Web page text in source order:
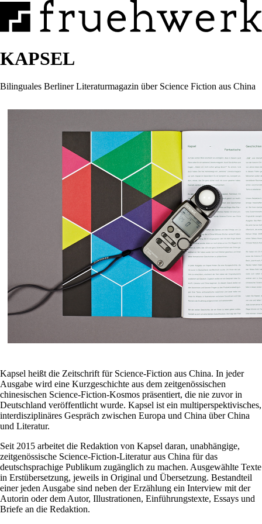
KAPSEL
Bilinguales Berliner Literaturmagazin über Science Fiction aus China
Kapsel heißt die Zeitschrift für Science-Fiction aus China. In jeder
Ausgabe wird eine Kurzgeschichte aus dem zeitgenössischen
chinesischen Science-Fiction-Kosmos präsentiert, die nie zuvor in
Deutschland veröffentlicht wurde. Kapsel ist ein multiperspektivisches,
interdisziplinäres Gespräch zwischen Europa und China über China
und Literatur.
Seit 2015 arbeitet die Redaktion von Kapsel daran, unabhängige,
zeitgenössische Science-Fiction-Literatur aus China für das
deutschsprachige Publikum zugänglich zu machen. Ausgewählte Texte
in Erstübersetzung, jeweils in Original und Übersetzung. Bestandteil
einer jeden Ausgabe sind neben der Erzählung ein Interview mit der
Autorin oder dem Autor, Illustrationen, Einführungstexte, Essays und
Briefe an die Redaktion.